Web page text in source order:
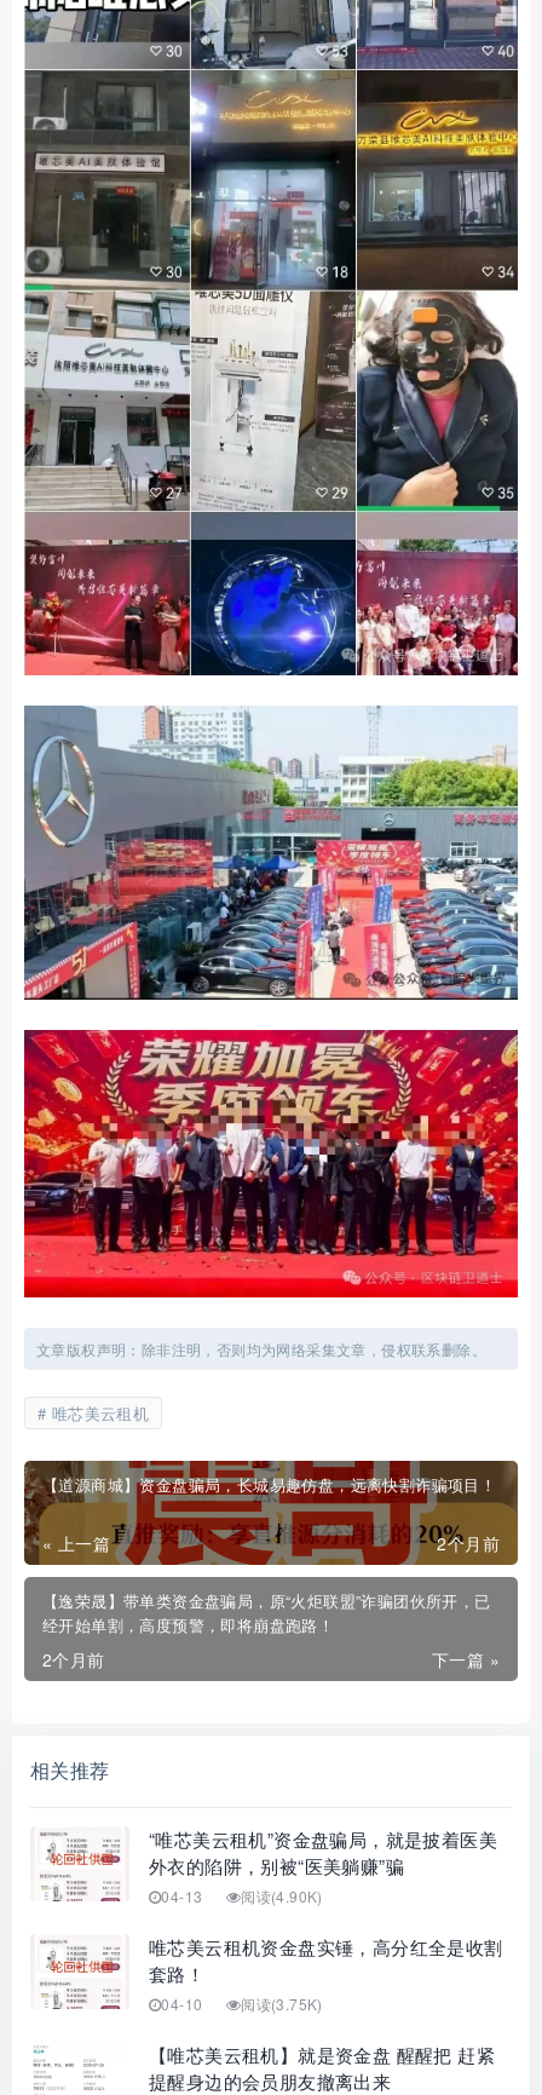
文章版权声明：除非注明，否则均为网络采集文章，侵权联系删除。
唯芯美云租机
【道源商城】资金盘骗局，长城易趣仿盘，远离快割诈骗项目！
« 上一篇 2个月前
【逸荣晟】带单类资金盘骗局，原“火炬联盟”诈骗团伙所开，已
经开始单割，高度预警，即将崩盘跑路！
下一篇 »
2个月前
相关推荐
“唯芯美云租机”资金盘骗局，就是披着医美
外衣的陷阱，别被“医美躺赚”骗
04-13 阅读(4.90K)
唯芯美云租机资金盘实锤，高分红全是收割
套路！
04-10 阅读(3.75K)
【唯芯美云租机】就是资金盘 醒醒把 赶紧
提醒身边的会员朋友撤离出来